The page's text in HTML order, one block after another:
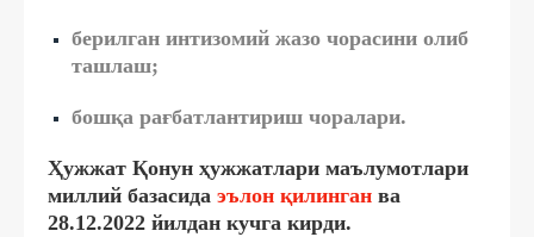
берилган интизомий жазо чорасини олиб
ташлаш;
бошқа рағбатлантириш чоралари.
Ҳужжат Қонун ҳужжатлари маълумотлари
миллий базасида эълон қилинган ва
28.12.2022 йилдан кучга кирди.